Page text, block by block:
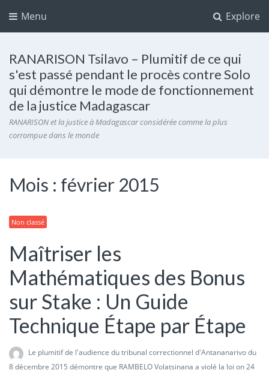
Explore
Menu
RANARISON Tsilavo – Plumitif de ce qui
s'est passé pendant le procès contre Solo
qui démontre le mode de fonctionnement
de la justice Madagascar
RANARISON et la justice à Madagascar considérée comme la plus
corrompue dans le monde
Mois : février 2015
Non classé
Maîtriser les
Mathématiques des Bonus
sur Stake : Un Guide
Technique Étape par Étape
Le plumitif de l'audience du tribunal correctionnel d'Antananarivo du
8 décembre 2015 démontre que RAMBELO Volatsinana a violé la loi on 24